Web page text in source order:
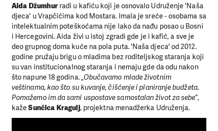
Aida Džumhurradi u kafiću koji je osnovalo Udruženje 'Naša
djeca' u Vrapčićima kod Mostara. Imala je sreće - osobama sa
intelektualnim poteškoćama nije lako da nađu posao u Bosni
i Hercegovini. Aida živi u istoj zgradi gde je i kafić, a sve je
deo grupnog doma kuće na pola puta. 'Naša djeca' od 2012.
godine pružaju brigu o mladima bez roditeljskog staranja koji
su van institucionalnog staranja i nemaju gde da odu nakon
što napune 18 godina. „Obučavamo mlade životnim
veštinama, kao što su kuvanje, čišćenje i planiranje budžeta.
Pomažemo im da sami uspostave samostalan život za sebe“,
kažeSunčica Kragulj, projektna menadžerka Udruženja.